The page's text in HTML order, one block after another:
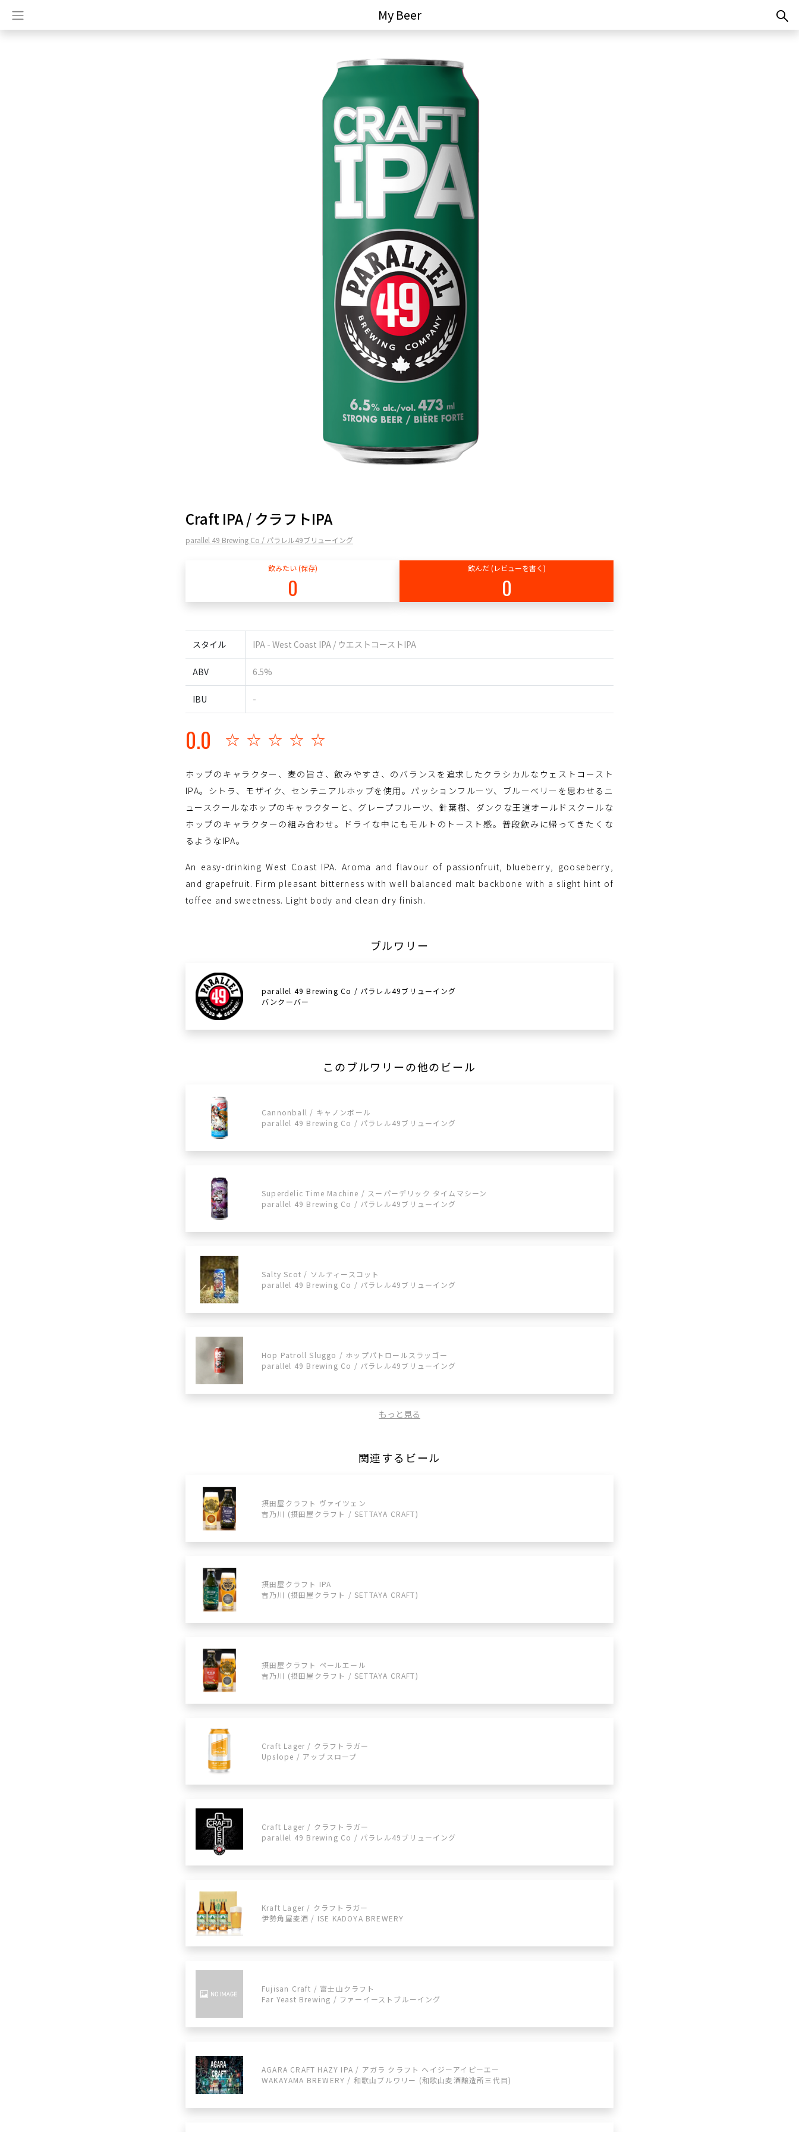
My Beer
Craft IPA / クラフトIPA
parallel 49 Brewing Co / パラレル49ブリューイング
飲みたい (保存)
0
飲んだ (レビューを書く)
0
スタイル IPA - West Coast IPA / ウエストコーストIPA
ABV 6.5%
IBU -
0.0 ☆☆☆☆☆
ホップのキャラクター、麦の旨さ、飲みやすさ、のバランスを追求したクラシカルなウェストコースト
IPA。シトラ、モザイク、センテニアルホップを使用。パッションフルーツ、ブルーベリーを思わせるニ
ュースクールなホップのキャラクターと、グレープフルーツ、針葉樹、ダンクな王道オールドスクールな
ホップのキャラクターの組み合わせ。ドライな中にもモルトのトースト感。普段飲みに帰ってきたくな
るようなIPA。
An easy-drinking West Coast IPA. Aroma and flavour of passionfruit, blueberry, gooseberry,
and grapefruit. Firm pleasant bitterness with well balanced malt backbone with a slight hint of
toffee and sweetness. Light body and clean dry finish.
ブルワリー
parallel 49 Brewing Co / パラレル49ブリューイング
バンクーバー
このブルワリーの他のビール
Cannonball / キャノンボール
parallel 49 Brewing Co / パラレル49ブリューイング
Superdelic Time Machine / スーパーデリック タイムマシーン
parallel 49 Brewing Co / パラレル49ブリューイング
Salty Scot / ソルティースコット
parallel 49 Brewing Co / パラレル49ブリューイング
Hop Patroll Sluggo / ホップパトロールスラッゴー
parallel 49 Brewing Co / パラレル49ブリューイング
もっと見る
関連するビール
摂田屋クラフト ヴァイツェン
吉乃川 (摂田屋クラフト / SETTAYA CRAFT)
摂田屋クラフト IPA
吉乃川 (摂田屋クラフト / SETTAYA CRAFT)
摂田屋クラフト ペールエール
吉乃川 (摂田屋クラフト / SETTAYA CRAFT)
Craft Lager / クラフトラガー
Upslope / アップスロープ
Craft Lager / クラフトラガー
parallel 49 Brewing Co / パラレル49ブリューイング
Kraft Lager / クラフトラガー
伊勢角屋麦酒 / ISE KADOYA BREWERY
Fujisan Craft / 富士山クラフト
Far Yeast Brewing / ファーイーストブルーイング
AGARA CRAFT HAZY IPA / アガラ クラフト ヘイジーアイピーエー
WAKAYAMA BREWERY / 和歌山ブルワリー (和歌山麦酒醸造所三代目)